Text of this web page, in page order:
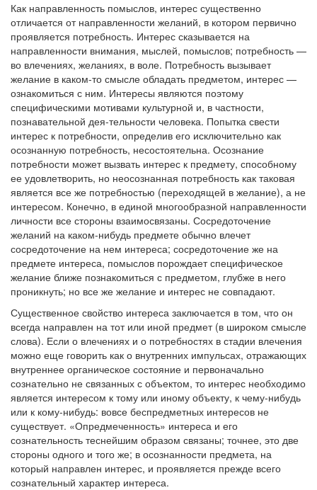
Как направленность помыслов, интерес существенно
отличается от направленности желаний, в котором первично
проявляется потребность. Интерес сказывается на
направленности внимания, мыслей, помыслов; потребность —
во влечениях, желаниях, в воле. Потребность вызывает
желание в каком-то смысле обладать предметом, интерес —
ознакомиться с ним. Интересы являются поэтому
специфическими мотивами культурной и, в частности,
познавательной дея-тельности человека. Попытка свести
интерес к потребности, определив его исключительно как
осознанную потребность, несостоятельна. Осознание
потребности может вызвать интерес к предмету, способному
ее удовлетворить, но неосознанная потребность как таковая
является все же потребностью (переходящей в желание), а не
интересом. Конечно, в единой многообразной направленности
личности все стороны взаимосвязаны. Сосредоточение
желаний на каком-нибудь предмете обычно влечет
сосредоточение на нем интереса; сосредоточение же на
предмете интереса, помыслов порождает специфическое
желание ближе познакомиться с предметом, глубже в него
проникнуть; но все же желание и интерес не совпадают.
Существенное свойство интереса заключается в том, что он
всегда направлен на тот или иной предмет (в широком смысле
слова). Если о влечениях и о потребностях в стадии влечения
можно еще говорить как о внутренних импульсах, отражающих
внутреннее органическое состояние и первоначально
сознательно не связанных с объектом, то интерес необходимо
является интересом к тому или иному объекту, к чему-нибудь
или к кому-нибудь: вовсе беспредметных интересов не
существует. «Опредмеченность» интереса и его
сознательность теснейшим образом связаны; точнее, это две
стороны одного и того же; в осознанности предмета, на
который направлен интерес, и проявляется прежде всего
сознательный характер интереса.